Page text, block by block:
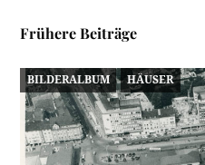
Frühere Beiträge
BILDERALBUM HÄUSER